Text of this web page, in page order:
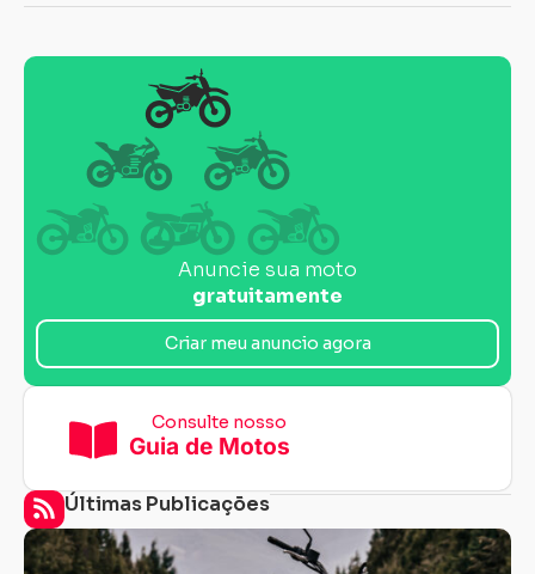
Anuncie sua moto
gratuitamente
Criar meu anuncio agora
Consulte nosso
Guia de Motos
Últimas Publicações